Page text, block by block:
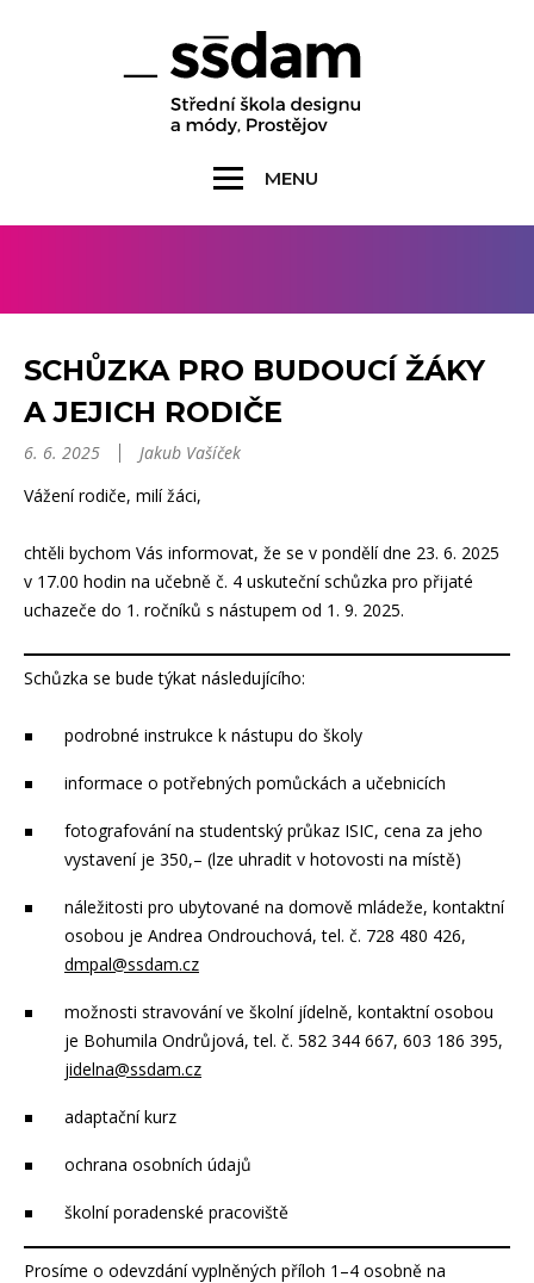
MENU
SCHŮZKA PRO BUDOUCÍ ŽÁKY
A JEJICH RODIČE
6. 6. 2025
Jakub Vašíček
Vážení rodiče, milí žáci,
chtěli bychom Vás informovat, že se v pondělí dne 23. 6. 2025
v 17.00 hodin na učebně č. 4 uskuteční schůzka pro přijaté
uchazeče do 1. ročníků s nástupem od 1. 9. 2025.
Schůzka se bude týkat následujícího:
podrobné instrukce k nástupu do školy
informace o potřebných pomůckách a učebnicích
fotografování na studentský průkaz ISIC, cena za jeho
vystavení je 350,– (lze uhradit v hotovosti na místě)
náležitosti pro ubytované na domově mládeže, kontaktní
osobou je Andrea Ondrouchová, tel. č. 728 480 426,
dmpal@ssdam.cz
možnosti stravování ve školní jídelně, kontaktní osobou
je Bohumila Ondrůjová, tel. č. 582 344 667, 603 186 395,
jidelna@ssdam.cz
adaptační kurz
ochrana osobních údajů
školní poradenské pracoviště
Prosíme o odevzdání vyplněných příloh 1–4 osobně na